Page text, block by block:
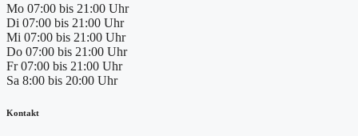
Mo 07:00 bis 21:00 Uhr
Di 07:00 bis 21:00 Uhr
Mi 07:00 bis 21:00 Uhr
Do 07:00 bis 21:00 Uhr
Fr 07:00 bis 21:00 Uhr
Sa 8:00 bis 20:00 Uhr
Kontakt